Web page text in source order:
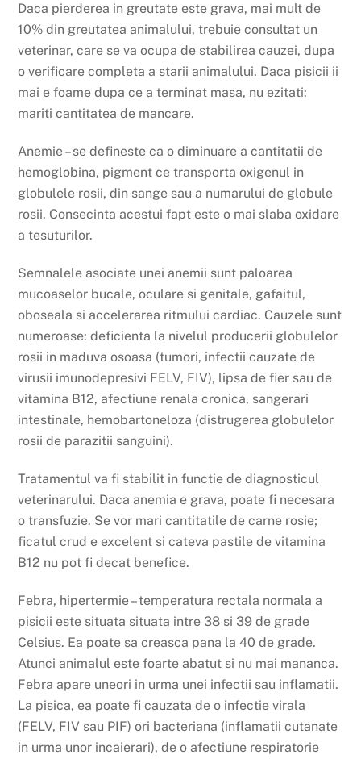
Daca pierderea in greutate este grava, mai mult de
10% din greutatea animalului, trebuie consultat un
veterinar, care se va ocupa de stabilirea cauzei, dupa
o verificare completa a starii animalului. Daca pisicii ii
mai e foame dupa ce a terminat masa, nu ezitati:
mariti cantitatea de mancare.
Anemie – se defineste ca o diminuare a cantitatii de
hemoglobina, pigment ce transporta oxigenul in
globulele rosii, din sange sau a numarului de globule
rosii. Consecinta acestui fapt este o mai slaba oxidare
a tesuturilor.
Semnalele asociate unei anemii sunt paloarea
mucoaselor bucale, oculare si genitale, gafaitul,
oboseala si accelerarea ritmului cardiac. Cauzele sunt
numeroase: deficienta la nivelul producerii globulelor
rosii in maduva osoasa (tumori, infectii cauzate de
virusii imunodepresivi FELV, FIV), lipsa de fier sau de
vitamina B12, afectiune renala cronica, sangerari
intestinale, hemobartoneloza (distrugerea globulelor
rosii de parazitii sanguini).
Tratamentul va fi stabilit in functie de diagnosticul
veterinarului. Daca anemia e grava, poate fi necesara
o transfuzie. Se vor mari cantitatile de carne rosie;
ficatul crud e excelent si cateva pastile de vitamina
B12 nu pot fi decat benefice.
Febra, hipertermie – temperatura rectala normala a
pisicii este situata situata intre 38 si 39 de grade
Celsius. Ea poate sa creasca pana la 40 de grade.
Atunci animalul este foarte abatut si nu mai mananca.
Febra apare uneori in urma unei infectii sau inflamatii.
La pisica, ea poate fi cauzata de o infectie virala
(FELV, FIV sau PIF) ori bacteriana (inflamatii cutanate
in urma unor incaierari), de o afectiune respiratorie